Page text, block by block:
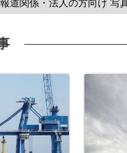
道関係・法人の方向け 写